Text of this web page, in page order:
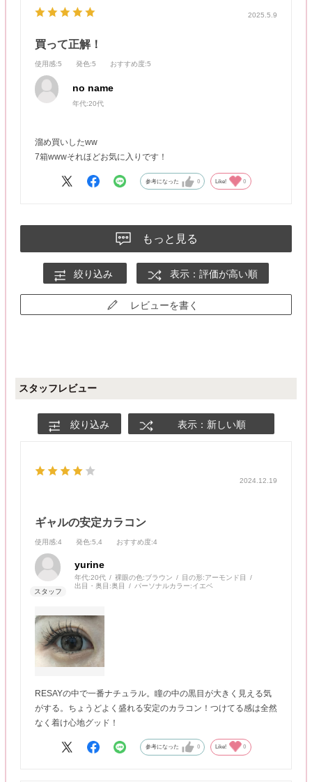
2025.5.9
買って正解！
使用感:5 発色:5 おすすめ度:5
no name
年代:20代
溜め買いしたww
7箱wwwそれほどお気に入りです！
参考になった 0 Like! 0
もっと見る
絞り込み 表示：評価が高い順
レビューを書く
スタッフレビュー
絞り込み 表示：新しい順
2024.12.19
ギャルの安定カラコン
使用感:4 発色:5,4 おすすめ度:4
yurine
年代:20代 裸眼の色:ブラウン 目の形:アーモンド目
出目・奥目:奥目 パーソナルカラー:イエベ
RESAYの中で一番ナチュラル。瞳の中の黒目が大きく見える気
がする。ちょうどよく盛れる安定のカラコン！つけてる感は全然
なく着け心地グッド！
参考になった 0 Like! 0